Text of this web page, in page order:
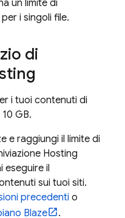
un limite di
i singoli file.
di
i tuoi contenuti di
GB.
e raggiungi il limite di
Hosting
eseguire il
sui tuoi siti.
precedenti o
Blaze
.